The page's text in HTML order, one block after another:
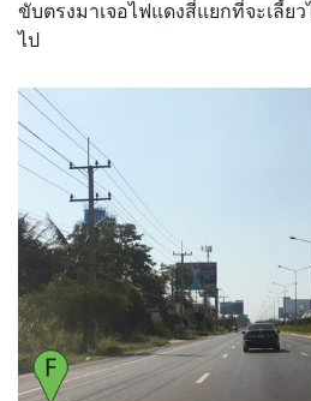
ขับตรงมาเจอไฟแดงสี่แยกที่จะเลี้ย
ไป